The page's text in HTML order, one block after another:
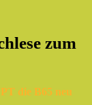
zum
die B65 neu